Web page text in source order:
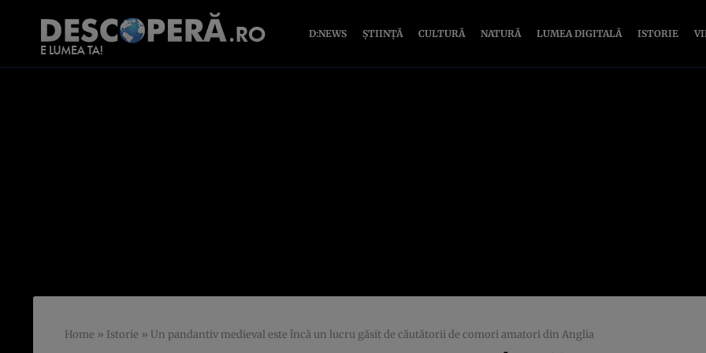
D:NEWS ȘTIINȚĂ CULTURĂ NATURĂ LUMEA DIGITALĂ ISTORIE
Home » Istorie » Un pandantiv medieval este încă un lucru găsit de căutătorii de comori amatori din Anglia